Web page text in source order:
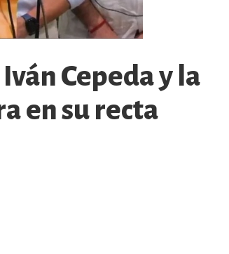
Cepeda y la
en su recta